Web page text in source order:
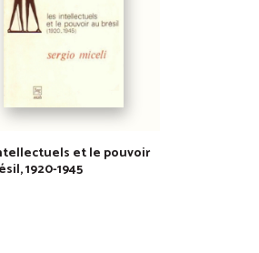
et le pouvoir
1920-1945